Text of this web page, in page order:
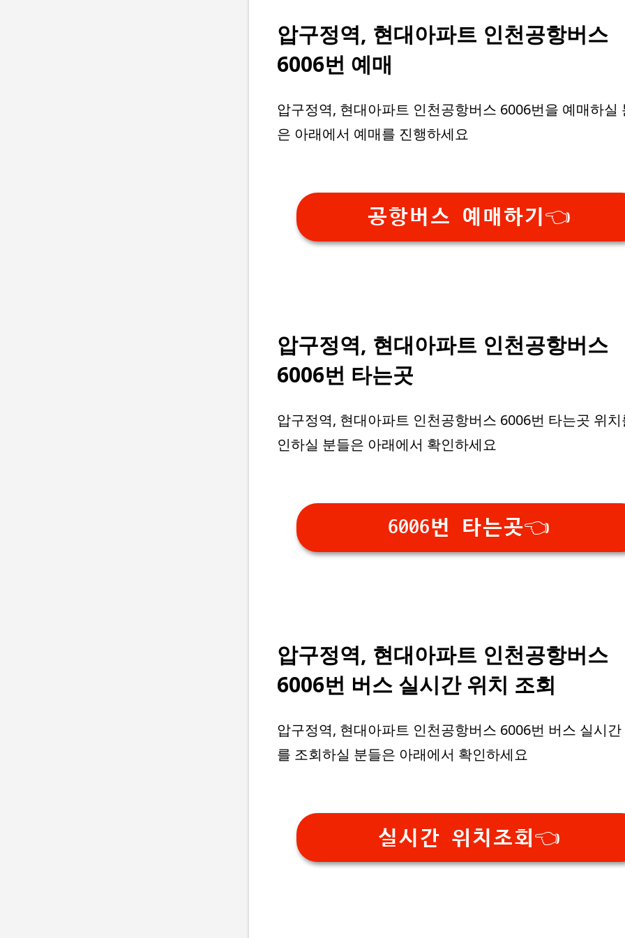
압구정역, 현대아파트 인천공항버스
6006번 예매
압구정역, 현대아파트 인천공항버스 6006번을 예매하실
은 아래에서 예매를 진행하세요
공항버스 예매하기👈
압구정역, 현대아파트 인천공항버스
6006번 타는곳
압구정역, 현대아파트 인천공항버스 6006번 타는곳 위
인하실 분들은 아래에서 확인하세요
6006번 타는곳👈
압구정역, 현대아파트 인천공항버스
6006번 버스 실시간 위치 조회
압구정역, 현대아파트 인천공항버스 6006번 버스 실시
를 조회하실 분들은 아래에서 확인하세요
실시간 위치조회👈